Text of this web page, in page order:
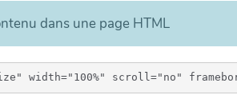
dans une page HTML